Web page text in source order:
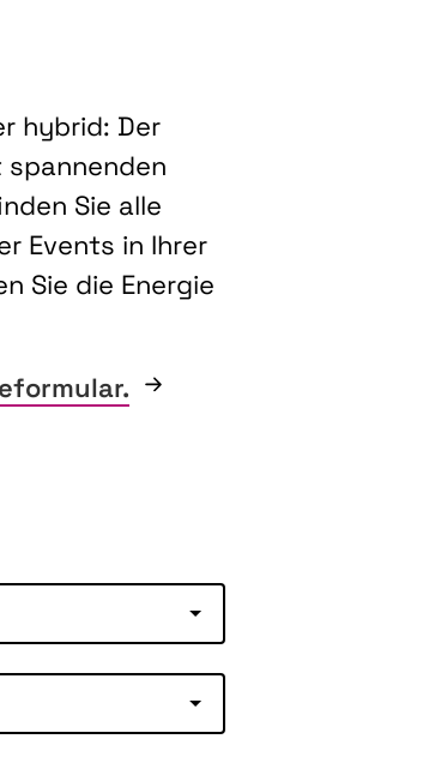
hybrid: Der
Sie alle
Events in Ihrer
Sie die Energie